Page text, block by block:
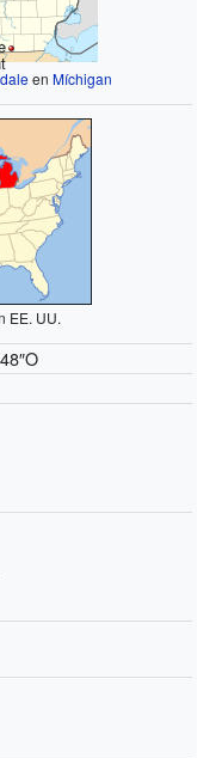
en Míchigan
EE. UU.